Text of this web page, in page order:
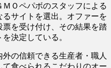
Ｏペパボのスタッフによる
サイトを選出。オファーを
を受け付け、その結果を踏
決定している。
の信頼できる生産者・職人
食べられるこだわりのオー